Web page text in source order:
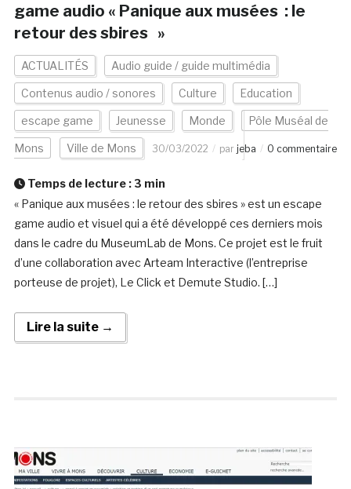
game audio « Panique aux musées : le
retour des sbires »
ACTUALITÉS Audio guide / guide multimédia
Contenus audio / sonores Culture Education
escape game Jeunesse Monde Pôle Muséal de
Mons Ville de Mons 30/03/2022 par jeba 0 commentaire
Temps de lecture : 3 min
« Panique aux musées : le retour des sbires » est un escape
game audio et visuel qui a été développé ces derniers mois
dans le cadre du MuseumLab de Mons. Ce projet est le fruit
d’une collaboration avec Arteam Interactive (l’entreprise
porteuse de projet), Le Click et Demute Studio. […]
Lire la suite →